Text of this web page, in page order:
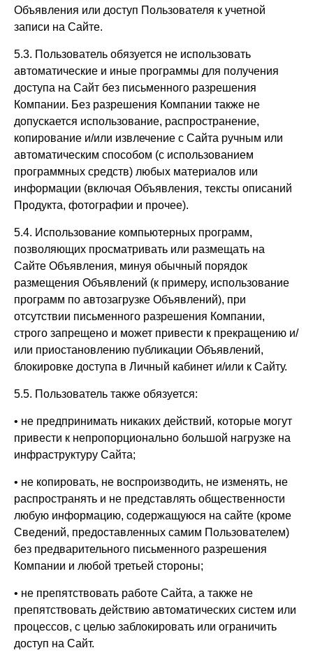
Объявления или доступ Пользователя к учетной
записи на Сайте.
5.3. Пользователь обязуется не использовать
автоматические и иные программы для получения
доступа на Сайт без письменного разрешения
Компании. Без разрешения Компании также не
допускается использование, распространение,
копирование и/или извлечение с Сайта ручным или
автоматическим способом (с использованием
программных средств) любых материалов или
информации (включая Объявления, тексты описаний
Продукта, фотографии и прочее).
5.4. Использование компьютерных программ,
позволяющих просматривать или размещать на
Сайте Объявления, минуя обычный порядок
размещения Объявлений (к примеру, использование
программ по автозагрузке Объявлений), при
отсутствии письменного разрешения Компании,
строго запрещено и может привести к прекращению и/
или приостановлению публикации Объявлений,
блокировке доступа в Личный кабинет и/или к Сайту.
5.5. Пользователь также обязуется:
• не предпринимать никаких действий, которые могут
привести к непропорционально большой нагрузке на
инфраструктуру Сайта;
• не копировать, не воспроизводить, не изменять, не
распространять и не представлять общественности
любую информацию, содержащуюся на сайте (кроме
Сведений, предоставленных самим Пользователем)
без предварительного письменного разрешения
Компании и любой третьей стороны;
• не препятствовать работе Сайта, а также не
препятствовать действию автоматических систем или
процессов, с целью заблокировать или ограничить
доступ на Сайт.